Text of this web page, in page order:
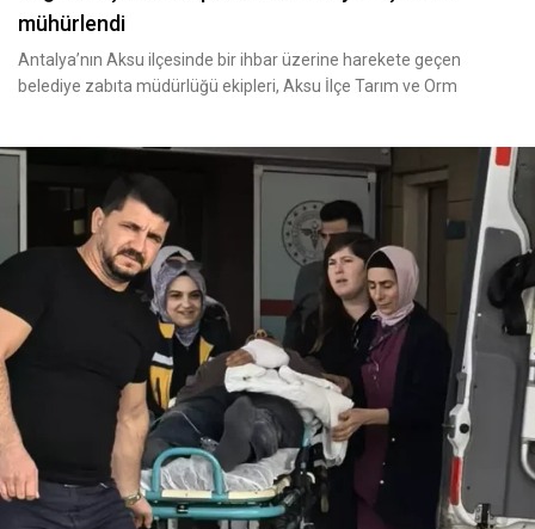
mühürlendi
Antalya’nın Aksu ilçesinde bir ihbar üzerine harekete geçen
belediye zabıta müdürlüğü ekipleri, Aksu İlçe Tarım ve Orm